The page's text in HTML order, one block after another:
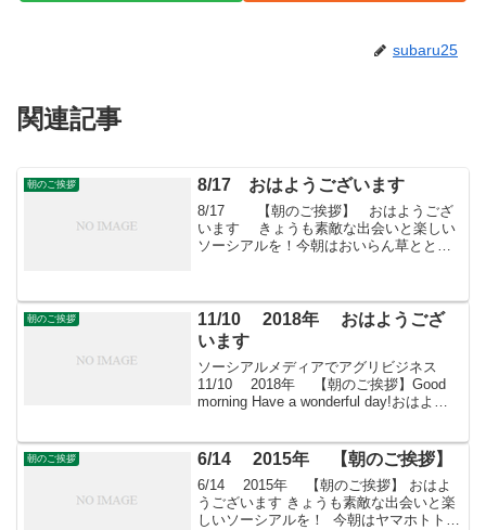
subaru25
関連記事
朝のご挨拶 8/17 おはようございます
8/17 【朝のご挨拶】 おはようござ
います きょうも素敵な出会いと楽しい
ソーシアルを！今朝はおいらん草ととも
朝のご挨拶
11/10 2018年 おはようござ
います
ソーシアルメディアでアグリビジネス
11/10 2018年 【朝のご挨拶】Good
morning Have a wonderful day!おはよう
とともに・・・＊...
朝のご挨拶 6/14 2015年 【朝のご挨拶】
6/14 2015年 【朝のご挨拶】 おはよ
うございます きょうも素敵な出会いと楽
しいソーシアルを！ 今朝はヤマホトトギ